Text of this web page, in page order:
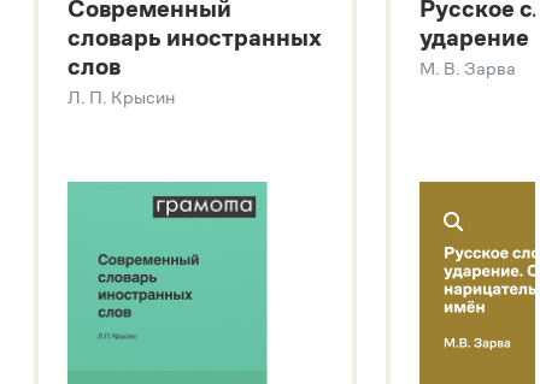
Большой толковый словарь русских глаголов
Современный словарь иностранных слов
Звук – технология синтеза платформы
SaluteSpeech
Современный
словарь иностранных
слов
Л. П. Крысин
Русское
ударение
М. В. Зарва